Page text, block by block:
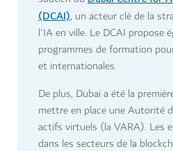
(DCAI), un acteur clé de la
l'IA en ville. Le DCAI propose
programmes de formation
et internationales.
De plus, Dubai a été la
mettre en place une Autorité
actifs virtuels (la VARA). Les
dans les secteurs de la